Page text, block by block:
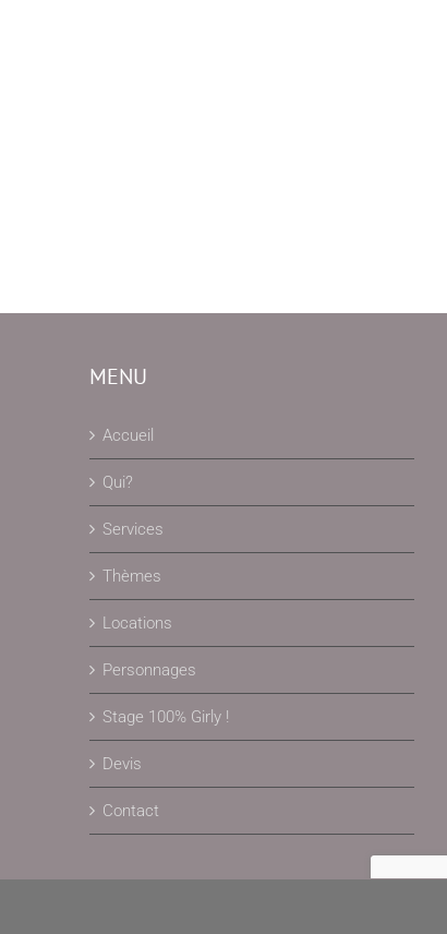
MENU
Accueil
Qui?
Services
Thèmes
Locations
Personnages
Stage 100% Girly !
Devis
Contact